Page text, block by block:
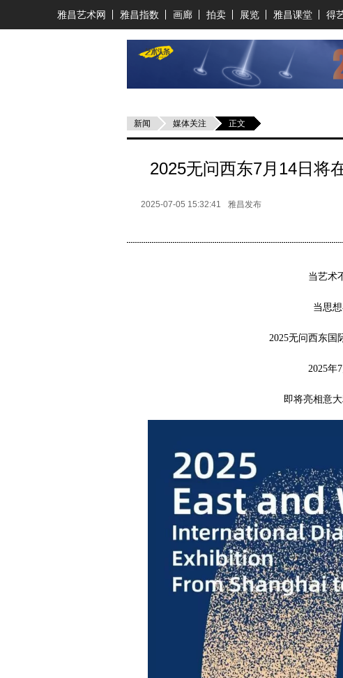
雅昌艺术网 雅昌指数 画廊 拍卖 展览 雅昌课堂 得
新闻 媒体关注 正文
2025无问西东7月14日将
2025-07-05 15:32:41 雅昌发布
当艺术
当思
2025无问西东国
2025年
即将亮相意